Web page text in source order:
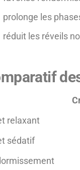
prolonge les
réduit les réveils
relaxant
sédatif